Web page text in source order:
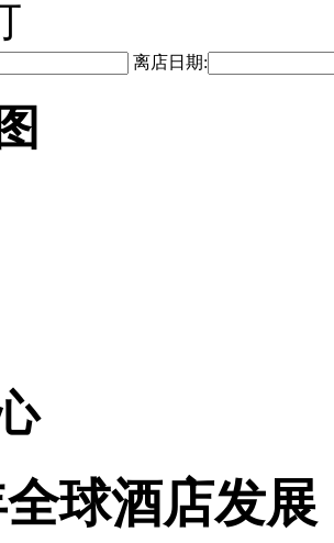
离店日期:
全球酒店发